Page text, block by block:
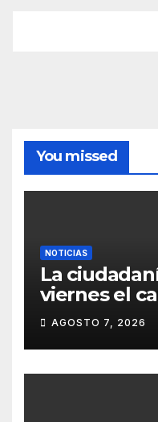
You missed
NOTICIAS
La
viernes el
de Las
Canaria
Canaria
AGOSTO 7, 2026